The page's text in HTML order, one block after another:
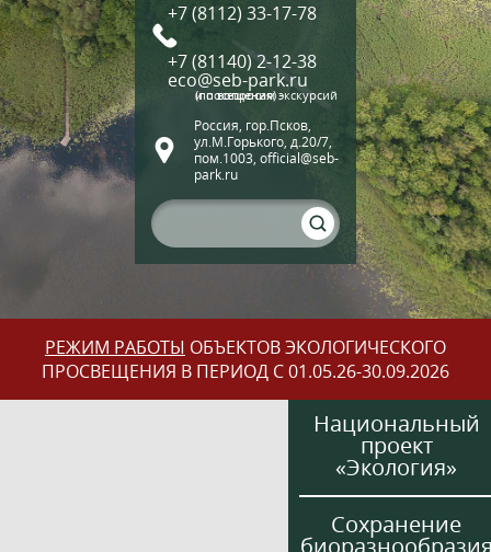
+7 (8112) 33-17-78
+7 (81140) 2-12-38
eco@seb-park.ru
(по вопросам экскурсий и посещения)
Россия, гор.Псков,
ул.М.Горького, д.20/7,
пом.1003, official@seb-
park.ru
РЕЖИМ РАБОТЫ ОБЪЕКТОВ ЭКОЛОГИЧЕСКОГО
ПРОСВЕЩЕНИЯ В ПЕРИОД С 01.05.26-30.09.2026
Национальный
проект
«Экология»
Сохранение